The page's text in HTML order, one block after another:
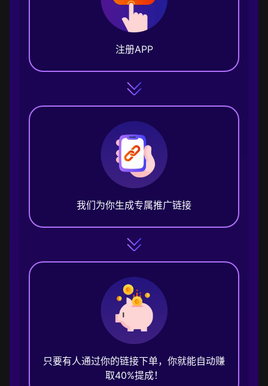
注册APP
我们为你生成专属推广链接
只要有人通过你的链接下单，你就能自动赚
取40%提成！